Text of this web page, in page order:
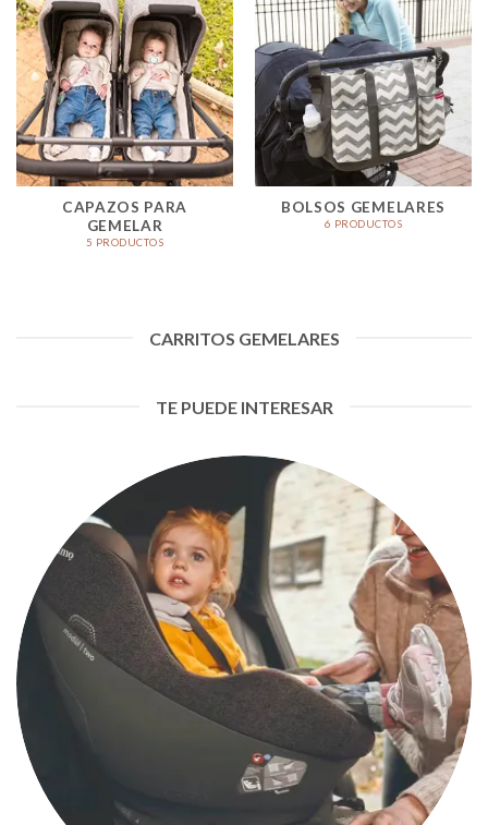
CAPAZOS PARA
GEMELAR
5 PRODUCTOS
BOLSOS GEMELARES
6 PRODUCTOS
CARRITOS GEMELARES
TE PUEDE INTERESAR